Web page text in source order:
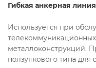
Гибкая анкерная
Используется при
металлоконструкций.
ползункового типа для